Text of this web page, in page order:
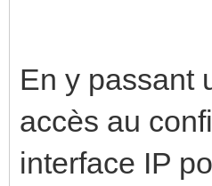
En y passant
accès au
interface IP